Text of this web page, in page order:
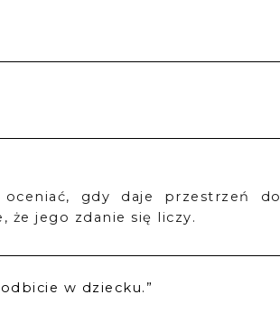
oceniać, gdy daje przestrzeń do
że jego zdanie się liczy.
w dziecku.”